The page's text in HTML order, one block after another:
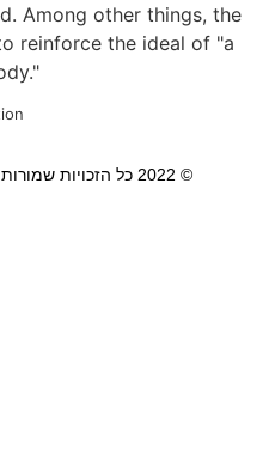
Among other things, the
reinforce the ideal of "a
© 2022 כל הזכויות שמורות, מוזיאון חצר הישוב הישן.